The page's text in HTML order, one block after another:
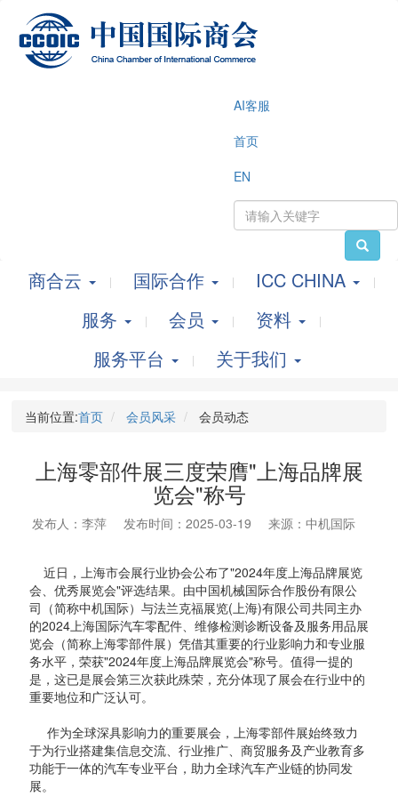
AI客服
首页
EN
商合云 国际合作
ICC CHINA
服务
会员
资料
服务平台
关于我们
当前位置:首页 会员风采 会员动态
上海零部件展三度荣膺"上海品牌展
览会"称号
发布人：李萍 发布时间：2025-03-19 来源：中机国际
近日，上海市会展行业协会公布了"2024年度上海品牌展览
会、优秀展览会"评选结果。由中国机械国际合作股份有限公
司（简称中机国际）与法兰克福展览(上海)有限公司共同主办
的2024上海国际汽车零配件、维修检测诊断设备及服务用品展
览会（简称上海零部件展）凭借其重要的行业影响力和专业服
务水平，荣获"2024年度上海品牌展览会"称号。值得一提的
是，这已是展会第三次获此殊荣，充分体现了展会在行业中的
重要地位和广泛认可。
作为全球深具影响力的重要展会，上海零部件展始终致力
于为行业搭建集信息交流、行业推广、商贸服务及产业教育多
功能于一体的汽车专业平台，助力全球汽车产业链的协同发
展。